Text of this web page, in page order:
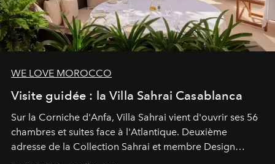
WE LOVE MOROCCO
Visite guidée : la Villa Sahrai Casablanca
Sur la Corniche d'Anfa, Villa Sahrai vient d'ouvrir ses 56
chambres et suites face à l'Atlantique. Deuxième
adresse de la Collection Sahrai et membre Design
Hotels, ce boutique-hôtel cinq étoiles signé Christophe